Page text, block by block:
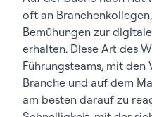
oft an
Bemühungen zur
erhalten. Diese Art des
Führungsteams, mit den
Branche und auf dem
am besten darauf zu